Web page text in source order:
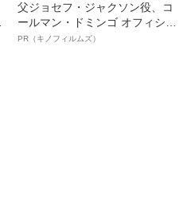
父ジョセフ・ジャクソン役、コ
ールマン・ドミンゴ オフィシャ
ルインタビュー“観客を魅了した
PR（キノフィルムズ）